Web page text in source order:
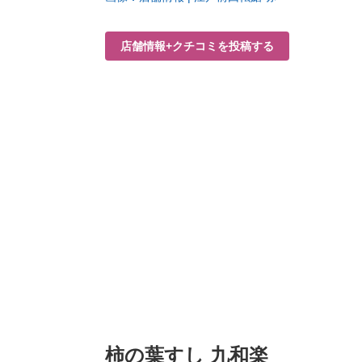
店舗情報+クチコミを投稿する
柿の葉すし 九和楽